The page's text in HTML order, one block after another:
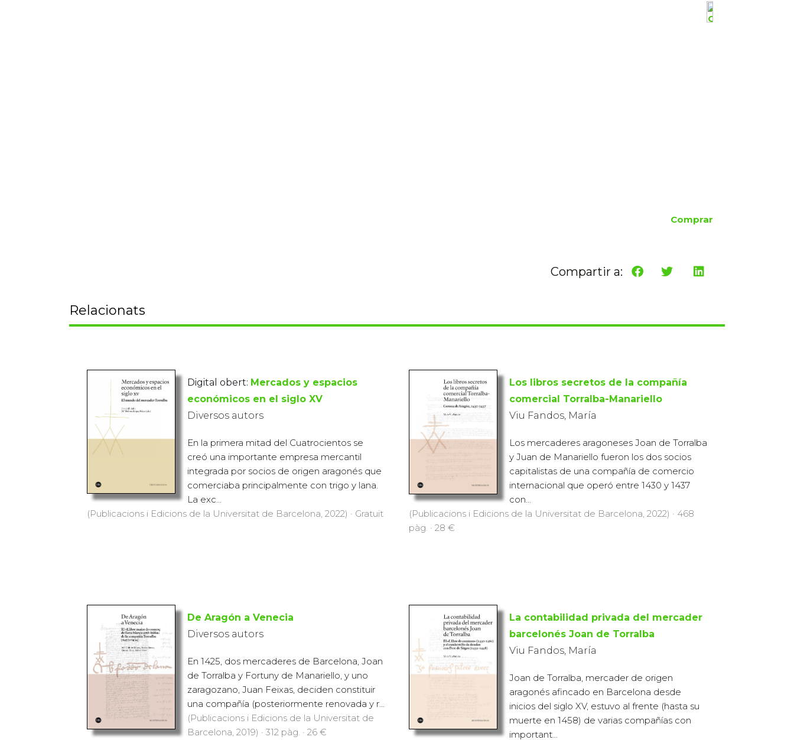
Comprar
Compartir a:
Relacionats
Digital obert: Mercados y espacios
económicos en el siglo XV
Diversos autors
En la primera mitad del Cuatrocientos se
creó una importante empresa mercantil
integrada por socios de origen aragonés que
comerciaba principalmente con trigo y lana.
La exc...
(Publicacions i Edicions de la Universitat de Barcelona, 2022) · Gratuït
Los libros secretos de la compañía
comercial Torralba-Manariello
Viu Fandos, María
Los mercaderes aragoneses Joan de Torralba
y Juan de Manariello fueron los dos socios
capitalistas de una compañía de comercio
internacional que operó entre 1430 y 1437
con...
(Publicacions i Edicions de la Universitat de Barcelona, 2022) · 468
pàg. · 28 €
De Aragón a Venecia
Diversos autors
En 1425, dos mercaderes de Barcelona, Joan
de Torralba y For­tuny de Manariello, y uno
zaragozano, Juan Feixas, deciden constituir
una compañía (posteriormente renovada y r...
(Publicacions i Edicions de la Universitat de
Barcelona, 2019) · 312 pàg. · 26 €
La contabilidad privada del mercader
barcelonés Joan de Torralba
Viu Fandos, María
Joan de Torralba, mercader de origen
aragonés afincado en Barcelona desde
inicios del siglo XV, estuvo al frente (hasta su
muerte en 1458) de varias compañías con
important...